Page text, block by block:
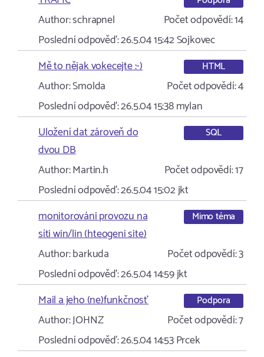
Author:schrapnel Počet odpovědí:14
Poslední odpověď:26.5.04 15:42Sojkovec
Mě to nějak vokecejte :-)
HTML
Author:Smolda Počet odpovědí:4
Poslední odpověď:26.5.04 15:38mylan
Uložení dat zároveň do
dvou DB
SQL
Author:Martin.h Počet odpovědí:17
Poslední odpověď:26.5.04 15:02jkt
monitorováni provozu na
síti win/lin (hteogeni site)
Mimo téma
Author:barkuda Počet odpovědí:3
Poslední odpověď:26.5.04 14:59jkt
Mail a jeho (ne)funkčnosť
Podpora
Author:JOHNZ Počet odpovědí:7
Poslední odpověď:26.5.04 14:53Prcek